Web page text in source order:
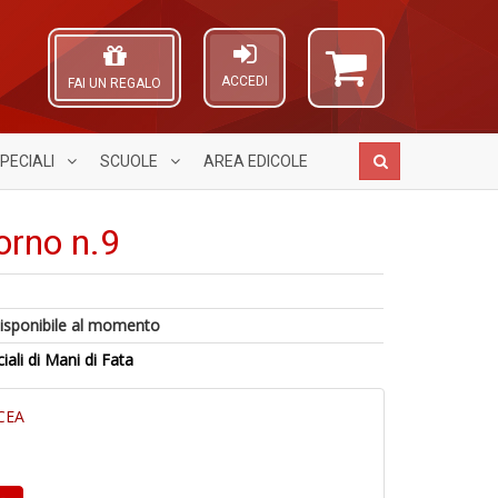
ACCEDI
FAI UN REGALO
SCUOLE AREA EDICOLE
n.9
al momento
di Mani di Fata